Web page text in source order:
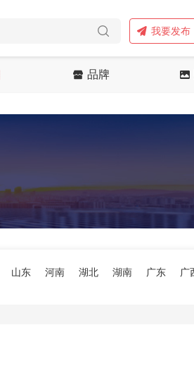
我要发布
品牌
山东 河南 湖北 湖南 广东
广